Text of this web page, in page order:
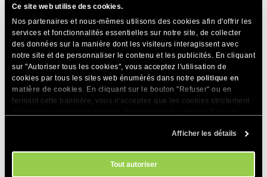
Ce site web utilise des cookies.
Nos partenaires et nous-mêmes utilisons des cookies afin d'offrir les
services et fonctionnalités essentielles sur notre site, de collecter
des données sur la manière dont les visiteurs interagissent avec
notre site et de personnaliser le contenu et les publicités. En cliquant
sur "Autoriser tous les cookies", vous acceptez l'utilisation de
cookies par tous les sites web énumérés dans notre politique en
matière de cookies. En cliquant sur le bouton "Refuser" ou en
fermant cette bannière, vous n'acceptez que les cookies strictement
. Vous pouvez gérer vos préférences
Afficher les détails
Tout autoriser
Articles Connexes
Comment réactiver un site web ?
Comment supprimer un site web ?
Vais-je perdre mon nom de domaine si je
supprime mon site web ?
mes comptes de messagerie ?